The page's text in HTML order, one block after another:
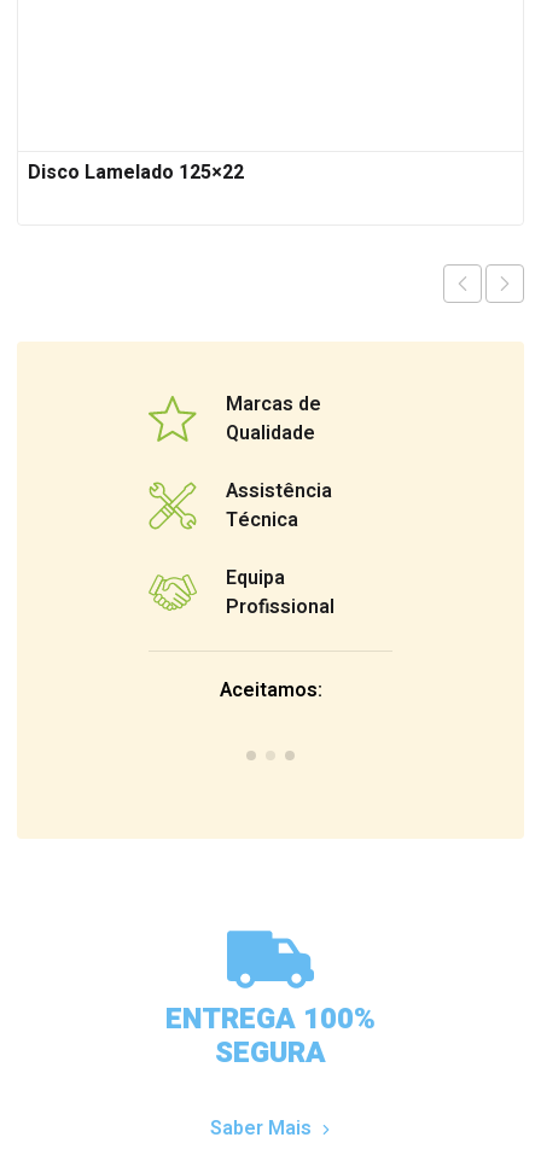
Disco Lamelado 125×22
Marcas de
Qualidade
Assistência
Técnica
Equipa
Profissional
Aceitamos:
ENTREGA 100%
SEGURA
Saber Mais